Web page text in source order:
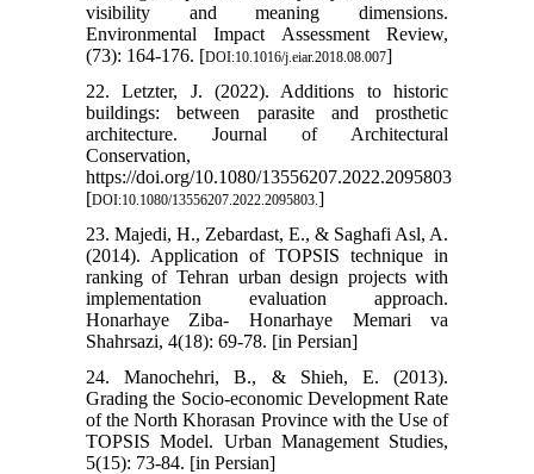
visibility and meaning dimensions.
Environmental Impact Assessment Review,
(73): 164-176. [DOI:10.1016/j.eiar.2018.08.007]
22. Letzter, J. (2022). Additions to historic
buildings: between parasite and prosthetic
architecture. Journal of Architectural
Conservation,
https://doi.org/10.1080/13556207.2022.2095803
[DOI:10.1080/13556207.2022.2095803. ]
23. Majedi, H., Zebardast, E., & Saghafi Asl, A.
(2014). Application of TOPSIS technique in
ranking of Tehran urban design projects with
implementation evaluation approach.
Honarhaye Ziba- Honarhaye Memari va
Shahrsazi, 4(18): 69-78. [in Persian]
24. Manochehri, B., & Shieh, E. (2013).
Grading the Socio-economic Development Rate
of the North Khorasan Province with the Use of
TOPSIS Model. Urban Management Studies,
5(15): 73-84. [in Persian]